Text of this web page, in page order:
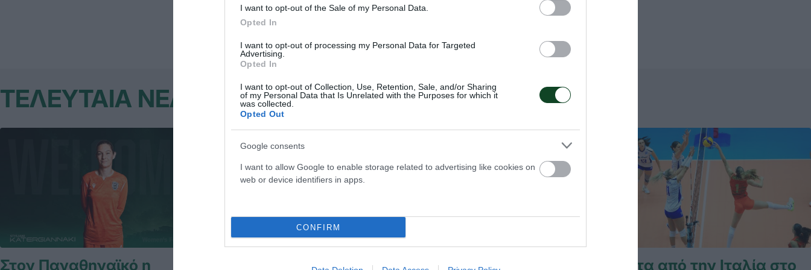
I want to opt-out of the Sale of my Personal Data.
Opted In
I want to opt-out of processing my Personal Data for Targeted
Advertising.
Opted In
I want to opt-out of Collection, Use, Retention, Sale, and/or Sharing
of my Personal Data that Is Unrelated with the Purposes for which it
was collected.
Opted Out
Google consents
I want to allow Google to enable storage related to advertising like cookies on
web or device identifiers in apps.
CONFIRM
ΤΕΛΕΥΤΑΙΑ ΝΕΑ
Στον Παναθηναϊκό η
Τα Κορυφαία Πράσινα
ΠΑΝΑΘΗΝΑΪΚΟΣ PRO
Ήττα από την Ιταλία στο